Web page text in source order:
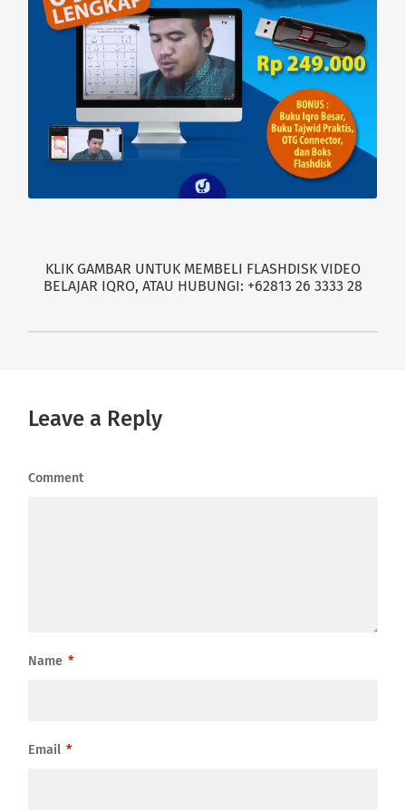
KLIK GAMBAR UNTUK MEMBELI FLASHDISK VIDEO
BELAJAR IQRO, ATAU HUBUNGI: +62813 26 3333 28
Leave a Reply
Comment
Name *
Email *